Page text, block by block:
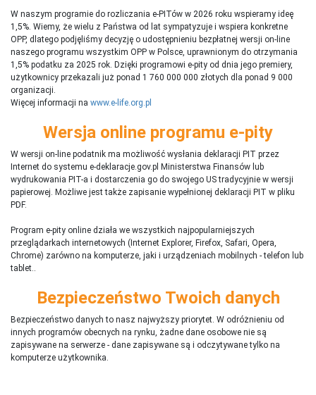
W naszym programie do rozliczania e-PITów w 2026 roku wspieramy ideę
1,5%. Wiemy, że wielu z Państwa od lat sympatyzuje i wspiera konkretne
OPP, dlatego podjęliśmy decyzję o udostępnieniu bezpłatnej wersji on-line
naszego programu wszystkim OPP w Polsce, uprawnionym do otrzymania
1,5% podatku za 2025 rok. Dzięki programowi e-pity od dnia jego premiery,
użytkownicy przekazali już ponad 1 760 000 000 złotych dla ponad 9 000
organizacji.
Więcej informacji na www.e-life.org.pl
Wersja online programu e-pity
W wersji on-line podatnik ma możliwość wysłania deklaracji PIT przez
Internet do systemu e-deklaracje.gov.pl Ministerstwa Finansów lub
wydrukowania PIT-a i dostarczenia go do swojego US tradycyjnie w wersji
papierowej. Możliwe jest także zapisanie wypełnionej deklaracji PIT w pliku
PDF.
Program e-pity online działa we wszystkich najpopularniejszych
przeglądarkach internetowych (Internet Explorer, Firefox, Safari, Opera,
Chrome) zarówno na komputerze, jaki i urządzeniach mobilnych - telefon lub
tablet..
Bezpieczeństwo Twoich danych
Bezpieczeństwo danych to nasz najwyższy priorytet. W odróżnieniu od
innych programów obecnych na rynku, żadne dane osobowe nie są
zapisywane na serwerze - dane zapisywane są i odczytywane tylko na
komputerze użytkownika.